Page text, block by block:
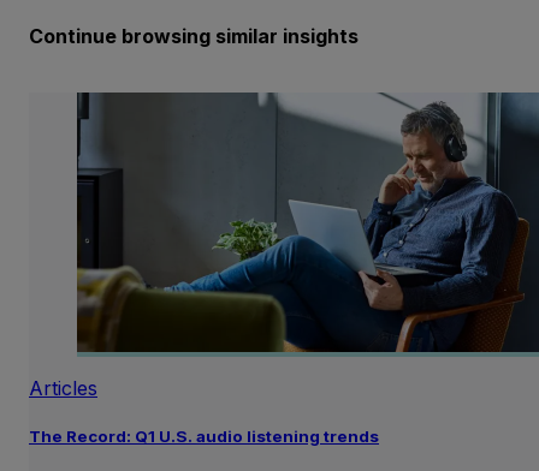
Continue browsing similar insights
Articles
The Record: Q1 U.S. audio listening trends